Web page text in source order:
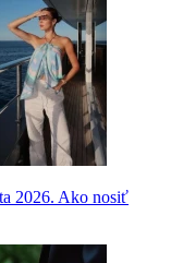
2026. Ako nosiť